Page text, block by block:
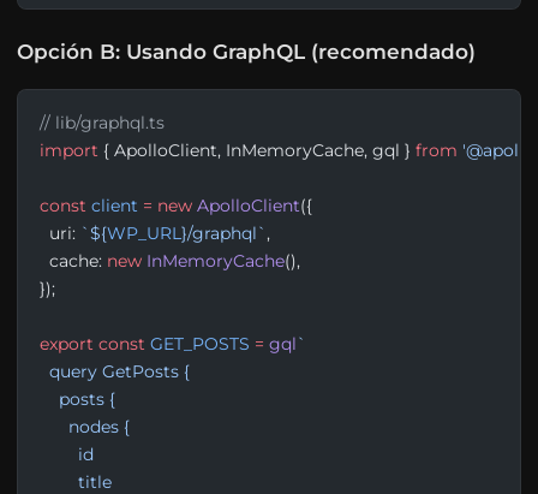
Opción B: Usando GraphQL (recomendado)
// lib/graphql.ts
import { ApolloClient, InMemoryCache, gql } from
const client = new ApolloClient({
  uri:
`${WP_URL }/graphql` ,
  cache:
new InMemoryCache(),
});
export const GET_POSTS = gql`
  query GetPosts {
    posts {
      nodes {
        id
        title